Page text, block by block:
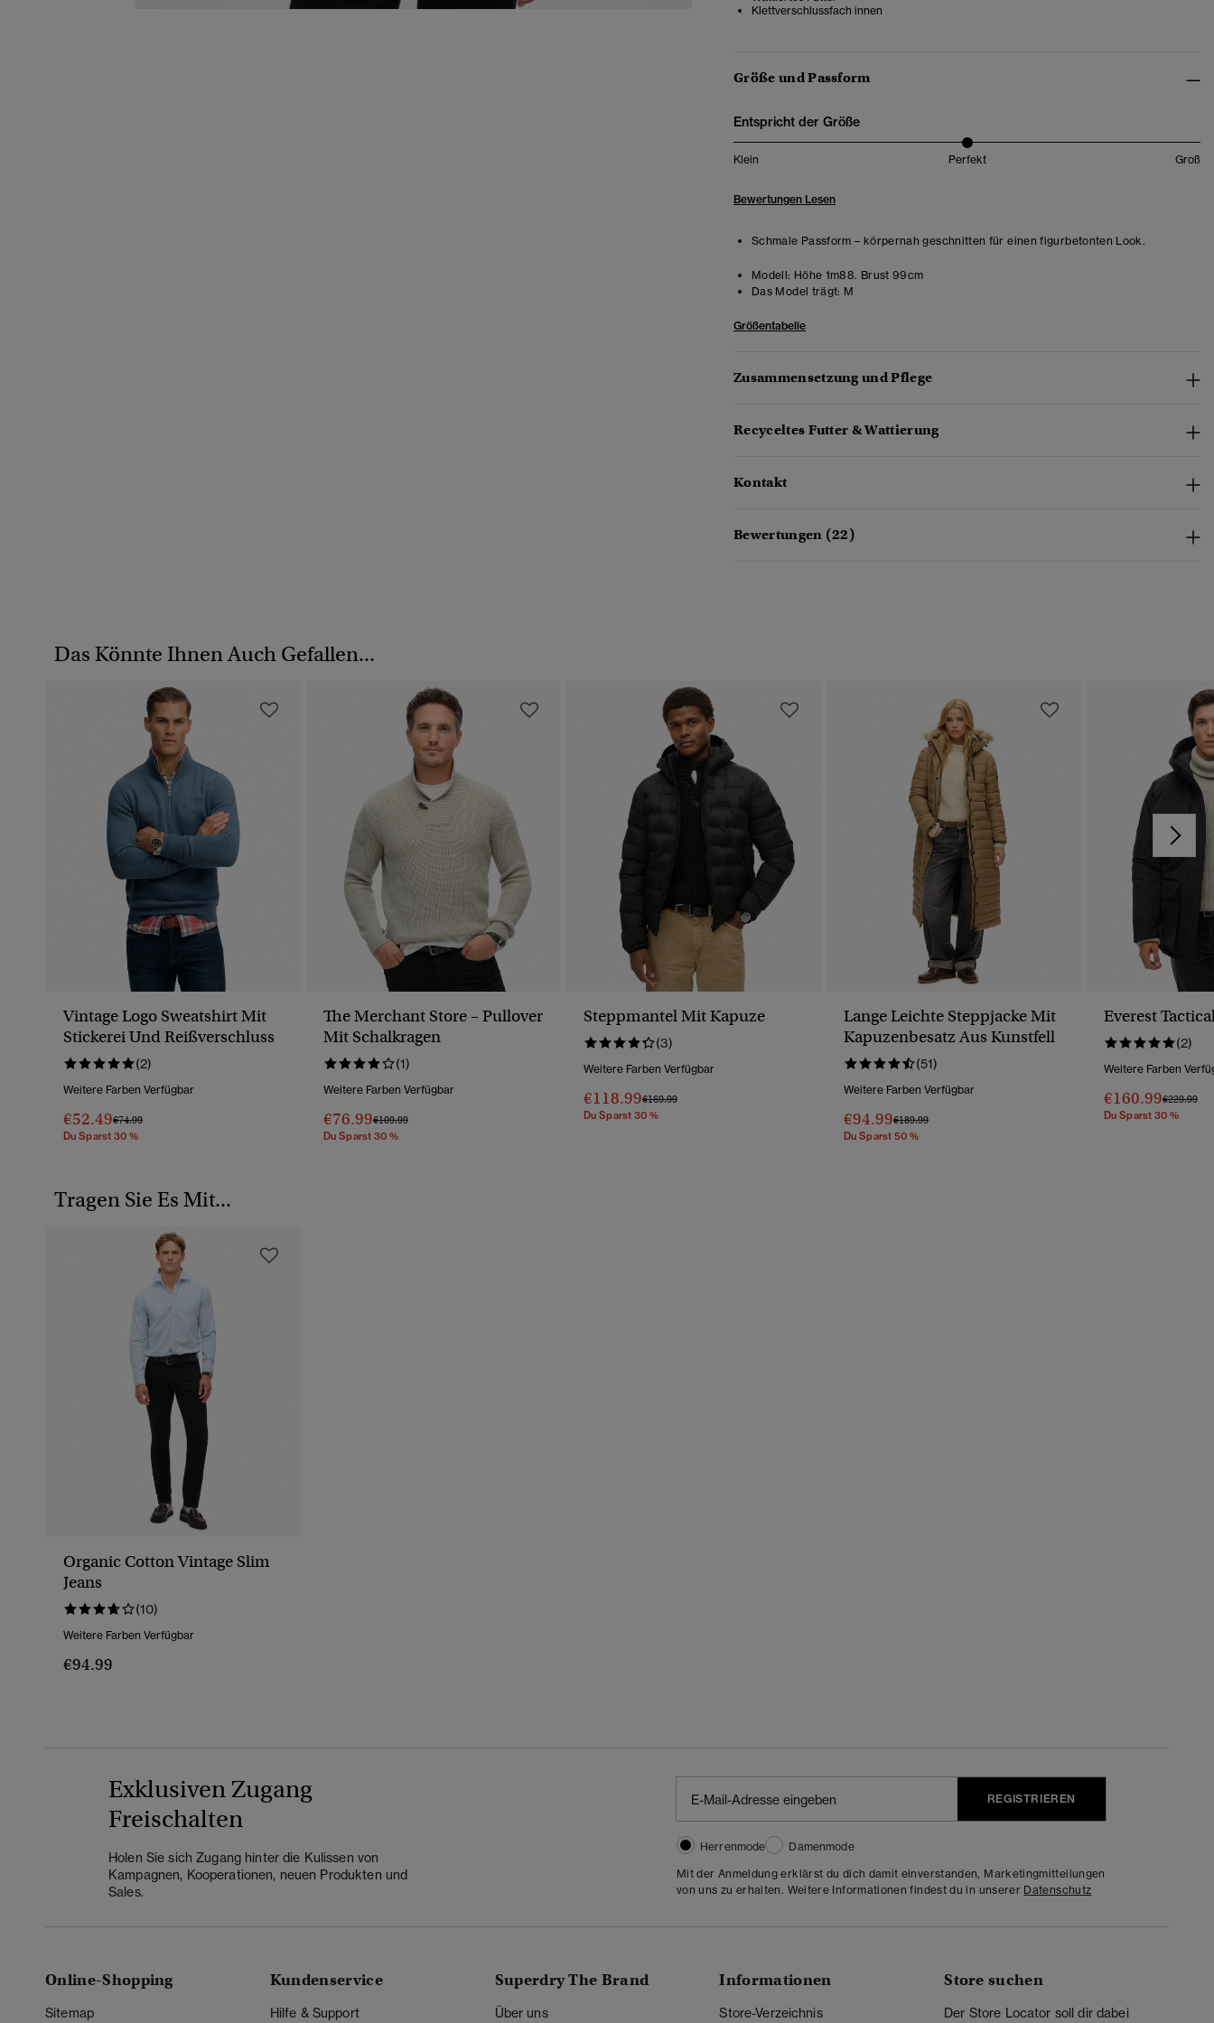
Klettverschlussfach innen
Größe und Passform
Entspricht der Größe
Klein Perfekt Groß
Bewertungen Lesen
Schmale Passform – körpernah geschnitten für einen figurbetonten Look.
Modell: Höhe 1m88. Brust 99cm
Das Model trägt: M
Größentabelle
Zusammensetzung und Pflege
Recyceltes Futter & Wattierung
Kontakt
Bewertungen (22)
Das Könnte Ihnen Auch Gefallen...
Vintage Logo Sweatshirt Mit
Stickerei Und Reißverschluss
(2)
Weitere Farben Verfügbar
€52.49Preis Wurde Reduziert Von
€74.99Bis
Du Sparst 30 %
The Merchant Store – Pullover
Mit Schalkragen
(1)
Weitere Farben Verfügbar
€76.99Preis Wurde Reduziert Von
€109.99Bis
Du Sparst 30 %
Steppmantel Mit Kapuze
(3)
Weitere Farben Verfügbar
€118.99Preis Wurde Reduziert Von
€169.99Bis
Du Sparst 30 %
Lange Leichte Steppjacke Mit
Kapuzenbesatz Aus Kunstfell
(51)
Weitere Farben Verfügbar
€94.99Preis Wurde Reduziert Von
€189.99Bis
Du Sparst 50 %
Everest
(2)
Weitere Farben
€160.99Preis
€229.99Bis
Du Sparst 30 %
Tragen Sie Es Mit...
Organic Cotton Vintage Slim
Jeans
(10)
Weitere Farben Verfügbar
€94.99
Exklusiven Zugang
Freischalten
Holen Sie sich Zugang hinter die Kulissen von
Kampagnen, Kooperationen, neuen Produkten und
Sales.
REGISTRIEREN
Herrenmode
Damenmode
Mit der Anmeldung erklärst du dich damit einverstanden, Marketingmitteilungen
von uns zu erhalten. Weitere Informationen findest du in unserer Datenschutz
Online-Shopping
Sitemap
Kundenservice
Hilfe & Support
Superdry The Brand
Über uns
Informationen
Store-Verzeichnis
Store suchen
Der Store Locator soll dir dabei